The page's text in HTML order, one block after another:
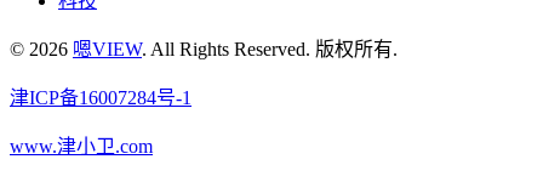
© 2026 嗯VIEW. All Rights Reserved. 版权所有.
津ICP备16007284号-1
www.津小卫.com